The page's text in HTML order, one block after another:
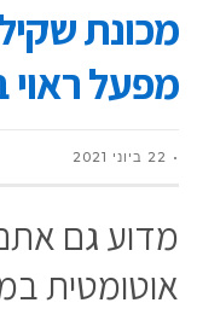
מכונת
מפעל ראוי
22 ביוני 2021
מדוע גם
אוטומטית